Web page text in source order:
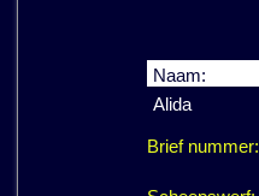
Naam:
Alida
Brief nummer: